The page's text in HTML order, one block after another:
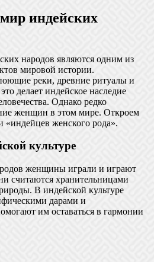
индейских
народов являются одним из
мировой истории.
реки, древние ритуалы и
делает индейское наследие
Однако редко
женщин в этом мире. Откроем
«индейцев женского рода».
культуре
женщины играли и играют
считаются хранительницами
В индейской культуре
дарами и
им оставаться в гармонии